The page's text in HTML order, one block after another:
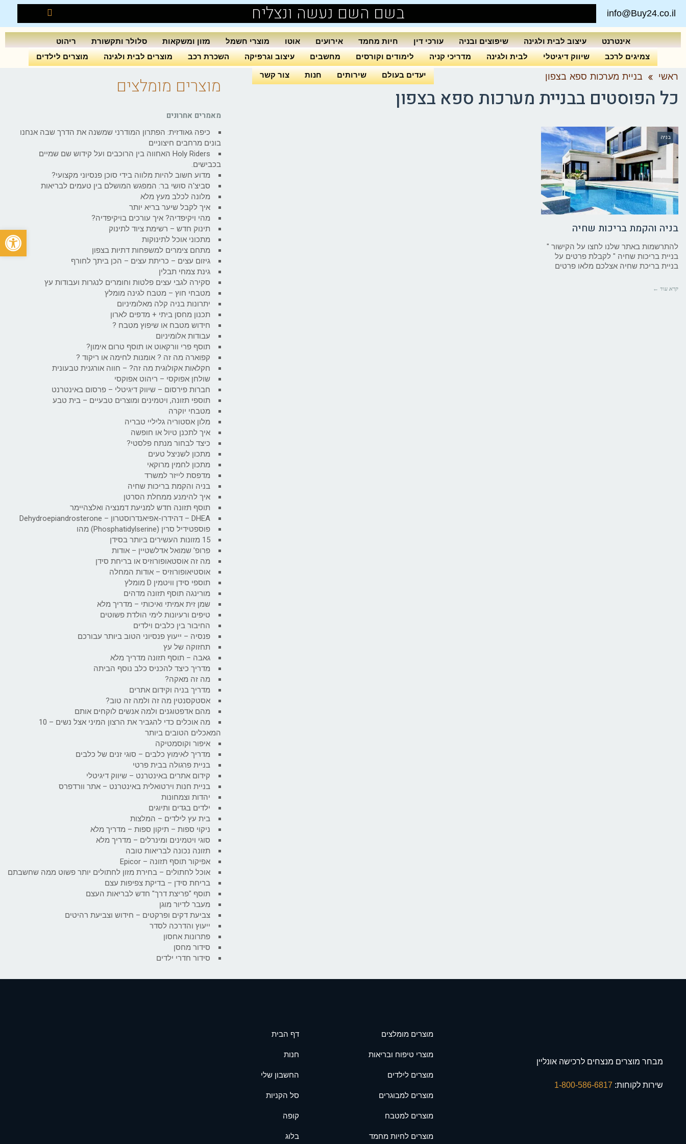
info@Buy24.co.il בשם השם נעשה ונצליח
אינטרנט עיצוב לבית ולגינה שיפוצים ובניה עורכי דין חיות מחמד אירועים אוטו מוצרי חשמל מזון ומשקאות סלולר ותקשורת
ריהוט
צמיגים לרכב
שיווק דיגיטלי לבית ולגינה מדריכי קניה לימודים וקורסים מחשבים עיצוב וגרפיקה השכרת רכב מוצרים לבית ולגינה מוצרים לילדים
יעדים בעולם שירותים חנות צור קשר ראשי » בניית מערכות ספא בצפון
כל הפוסטים בבניית מערכות ספא בצפון
בניה
בניה והקמת בריכות שחיה
להתרשמות באתר שלנו לחצו על הקישור "
בניית בריכות שחיה " לקבלת פרטים על
בניית בריכת שחיה אצלכם מלאו פרטים
קרא עוד ←
מוצרים מומלצים
מאמרים אחרונים
כיפה גאודזית: הפתרון המודרני שמשנה את הדרך שבה אנחנו
בונים מרחבים חיצוניים
Holy Riders האחווה בין הרוכבים ועל קידוש שם שמיים
בכבישים.
מדוע חשוב להיות מלווה בידי סוכן פנסיוני מקצועי?
סביצ'ה סושי בר: המפגש המושלם בין טעמים לבריאות
מלונה לכלב מעץ מלא
איך לקבל שיער בריא יותר
מהי ויקיפדיה? איך עורכים בויקיפדיה?
תינוק חדש – רשימת ציוד לתינוק
מתכוני אוכל לתינוקות
מתחם צימרים למשפחות דתיות בצפון
גיזום עצים – כריתת עצים – הכן ביתך לחורף
גינת צמחי תבלין
סקירה לגבי עצים פלטות וחומרים לנגרות ועבודות עץ
מטבחי חוץ – מטבח לגינה מומלץ
יתרונות בניה קלה מאלומיניום
תכנון מחסן ביתי + מדפים לארון
חידוש מטבח או שיפוץ מטבח ?
עבודות אלומיניום
תוסף פרי וורקאוט או תוסף טרום אימון?
קפוארה מה זה ? אומנות לחימה או ריקוד ?
חקלאות אקולוגית מה זה? – חווה אורגנית טבעונית
שולחן אפוקסי – ריהוט אפוקסי
חברות פירסום – שיווק דיגיטלי – פרסום באינטרנט
תוספי תזונה, ויטמינים ומוצרים טבעיים – בית טבע
מטבחי יוקרה
מלון אסטוריה גליליי טבריה
איך לתכנן טיול או חופשה
כיצד לבחור מנתח פלסטי?
מתכון לשניצל טעים
מתכון לחמין מרוקאי
מדפסת לייזר למשרד
בניה והקמת בריכות שחיה
איך להימנע ממחלת הסרטן
תוסף תזונה חדש למניעת דמנציה ואלצהיימר
DHEA – דהידרו-אפיאנדרוסטרון – Dehydroepiandrosterone
פוספטידיל סרין (Phosphatidylserine) מהו
15 מזונות העשירים ביותר בסידן
פרופ' שמואל אדלשטיין – אודות
מה זה אוסטאופורוזיס או בריחת סידן
אוסטיאופורוזיס – אודות המחלה
תוספי סידן וויטמין D מומלץ
מורינגה תוסף תזונה מדהים
שמן זית אמיתי ואיכותי – מדריך מלא
טיפים ורעיונות לימי הולדת פשוטים
החיבור בין כלבים וילדים
פנסיה – ייעוץ פנסיוני הטוב ביותר עבורכם
תחזוקה של עץ
גאבה – תוסף תזונה מדריך מלא
מדריך כיצד להכניס כלב נוסף הביתה
מה זה מאקה?
מדריך בניה וקידום אתרים
אסטקסנטין מה זה ולמה זה טוב?
מהם אדפטוגנים ולמה אנשים לוקחים אותם
מה אוכלים כדי להגביר את הרצון המיני אצל נשים – 10
המאכלים הטובים ביותר
איפור וקוסמטיקה
מדריך לאימוץ כלבים – סוגי זנים של כלבים
בניית פרגולה בבית פרטי
קידום אתרים באינטרנט – שיווק דיגיטלי
בניית חנות וירטואלית באינטרנט – אתר וורדפרס
יהדות וצמחונות
ילדים בגדים ותיוגים
בית עץ לילדים – המלצות
ניקוי ספות – תיקון ספות – מדריך מלא
סוגי ויטמינים ומינרלים – מדריך מלא
תזונה נכונה לבריאות טובה
אפיקור תוסף תזונה – Epicor
אוכל לחתולים – בחירת מזון לחתולים יותר פשוט ממה שחשבתם
בריחת סידן – בדיקת צפיפות עצם
תוסף "פריצת דרך" חדש לבריאות העצם
מעבר לדיור מוגן
צביעת דקים ופרקטים – חידוש וצביעת רהיטים
ייעוץ והדרכה לסדר
פתרונות אחסון
סידור מחסן
סידור חדרי ילדים
מבחר מוצרים מנצחים לרכישה אונליין
שירות לקוחות:
מוצרים מומלצים
מוצרי טיפוח ובריאות
מוצרים לילדים
מוצרים למבוגרים
מוצרים למטבח
מוצרים לחיות מחמד
דף הבית
חנות
החשבון שלי
סל הקניות
קופה
בלוג